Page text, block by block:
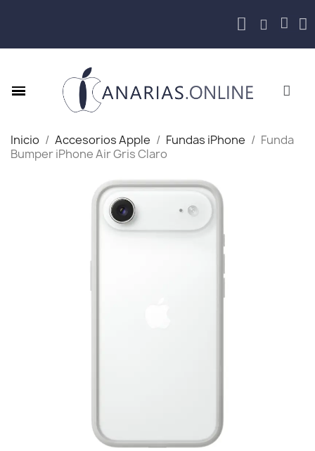
Inicio Accesorios Apple Fundas iPhone
Funda
Bumper iPhone Air Gris Claro